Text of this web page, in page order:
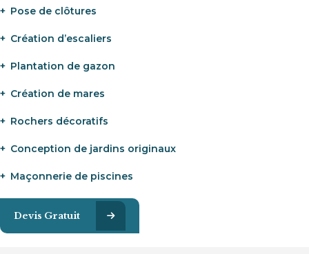
Pose de clôtures
Création d’escaliers
Plantation de gazon
Création de mares
Rochers décoratifs
Conception de jardins originaux
Maçonnerie de piscines
Devis Gratuit